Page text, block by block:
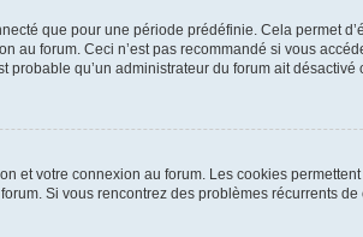
que pour une période prédéfinie. Cela permet
au forum. Ceci n’est pas recommandé si vous
qu’un administrateur du forum ait désactivé
et votre connexion au forum. Les cookies
Si vous rencontrez des problèmes récurrents